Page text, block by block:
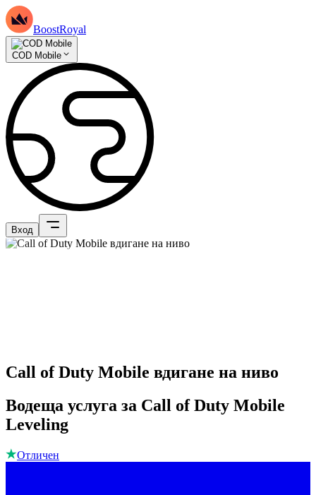
BoostRoyal
COD Mobile
Вход
Call of Duty Mobile вдигане на ниво
Водеща услуга за Call of Duty Mobile
Leveling
Отличен